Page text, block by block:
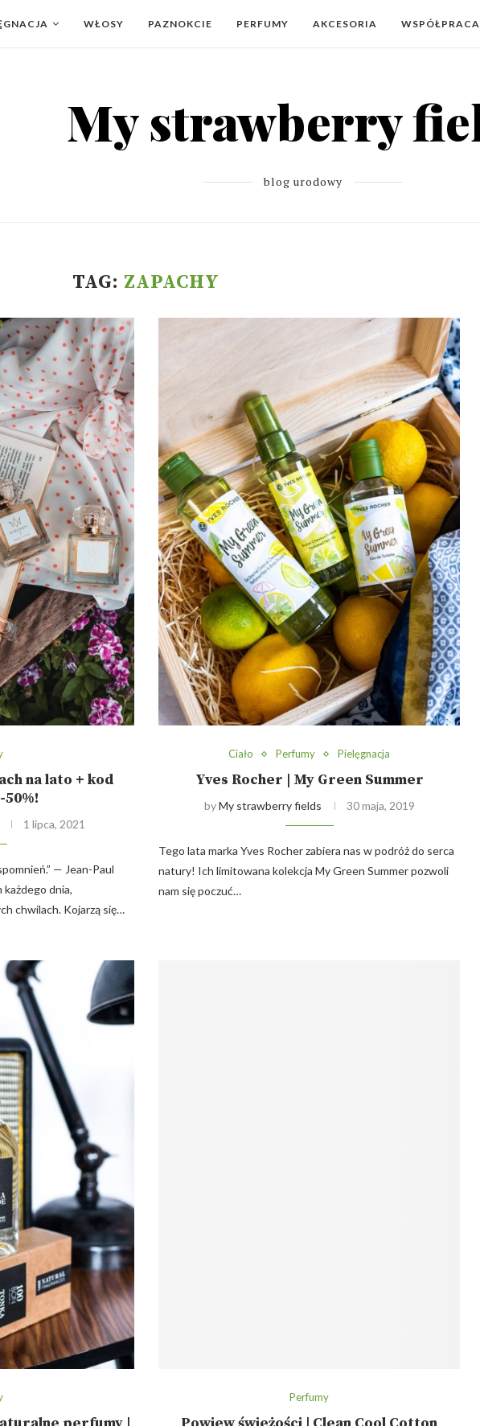
WŁOSY PAZNOKCIE PERFUMY AKCESORIA WSPÓŁPRACA
blog urodowy
TAG: ZAPACHY
na lato + kod
1 lipca, 2021
— Jean-Paul
każdego dnia,
chwilach. Kojarzą się…
Ciało Perfumy Pielęgnacja
Yves Rocher | My Green Summer
byMy strawberry fields 30 maja, 2019
Tego lata marka Yves Rocher zabiera nas w podróż do serca
natury! Ich limitowana kolekcja My Green Summer pozwoli
nam się poczuć…
Perfumy